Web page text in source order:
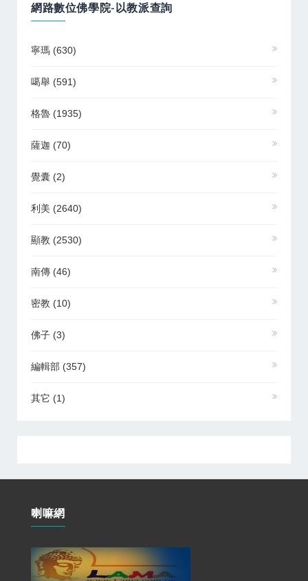
網路數位佛學院-以教派查詢
寧瑪 (630)
噶舉 (591)
格魯 (1935)
薩迦 (70)
覺囊 (2)
利美 (2640)
顯教 (2530)
南傳 (46)
密教 (10)
佛子 (3)
編輯部 (357)
其它 (1)
喇嘛網